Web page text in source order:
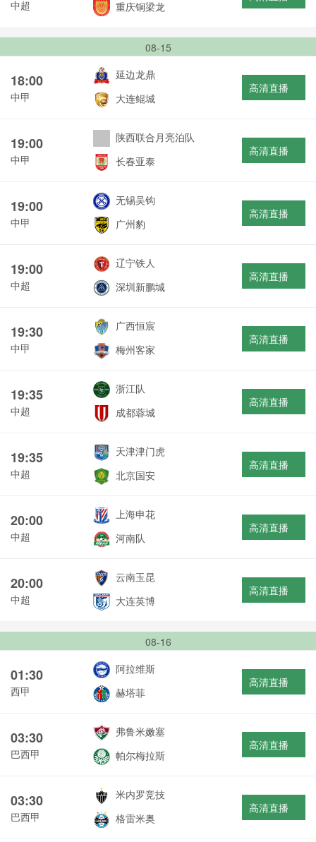
中超
重庆铜梁龙
08-15
18:00
中甲
延边龙鼎
大连鲲城
高清直播
19:00
中甲
陕西联合月亮泊队
长春亚泰
高清直播
19:00
中甲
无锡吴钩
广州豹
高清直播
19:00
中超
辽宁铁人
深圳新鹏城
高清直播
19:30
中甲
广西恒宸
梅州客家
高清直播
19:35
中超
浙江队
成都蓉城
高清直播
19:35
中超
天津津门虎
北京国安
高清直播
20:00
中超
上海申花
河南队
高清直播
20:00
中超
云南玉昆
大连英博
高清直播
08-16
01:30
西甲
阿拉维斯
赫塔菲
高清直播
03:30
巴西甲
弗鲁米嫩塞
帕尔梅拉斯
高清直播
03:30
巴西甲
米内罗竞技
格雷米奥
高清直播